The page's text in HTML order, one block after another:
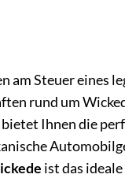
am Steuer eines
rund um
Ihnen die
ist das